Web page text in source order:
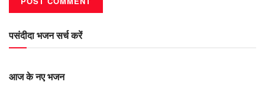
पसंदीदा भजन सर्च करें
आज के नए भजन